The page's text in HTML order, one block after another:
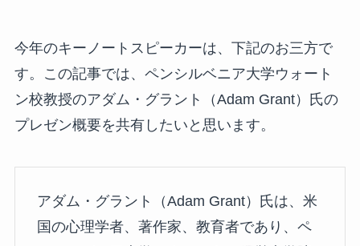
今年のキーノートスピーカーは、下記のお三方で
す。この記事では、ペンシルベニア大学ウォート
ン校教授のアダム・グラント（Adam Grant）氏の
プレゼン概要を共有したいと思います。
アダム・グラント（Adam Grant）氏は、米
国の心理学者、著作家、教育者であり、ペ